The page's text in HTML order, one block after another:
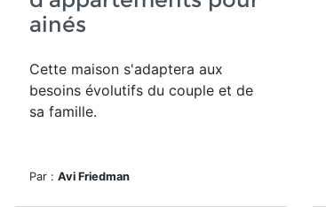
ainés
Cette maison s'adaptera aux
besoins évolutifs du couple et de
sa famille.
Par : Avi Friedman